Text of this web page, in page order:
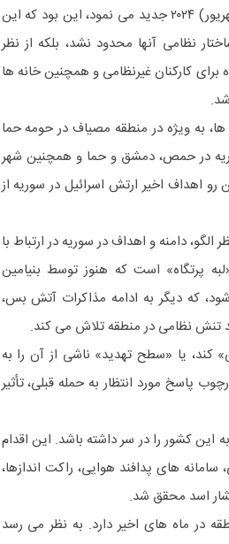
توانایی نظامی محور مقاومت است. اما آنچه در حملات (۱۸ تا ۱۸ شهریور) ۲۰۲۴ جدید می نمود، این بود که این
نظامی آنها محدود نشد، بلکه از نظر
کارکنان غیرنظامی و همچنین خانه ها
به ویژه در منطقه مصیاف در حومه حما
در حمص، دمشق و حما و همچنین شهر
اهداف اخیر ارتش اسرائیل در سوریه از
دامنه و اهداف در سوریه در ارتباط با
پرتگاه» است که هنوز توسط بنیامین
که دیگر به ادامه مذاکرات آتش بس،
تنش نظامی در منطقه تلاش می کند.
کند، یا «سطح تهدید» ناشی از آن را به
پاسخ مورد انتظار به حمله قبلی، تأثیر
کشور را در سر داشته باشد. این اقدام
های پدافند هوایی، راکت اندازها،
اسد محقق شد.
در ماه های اخیر دارد. به نظر می رسد